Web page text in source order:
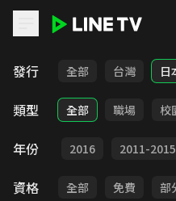
發行 全部 台灣 日
類型 全部 職場 校
年份
2017 2016 2011-2015
資格 全部 免費 部